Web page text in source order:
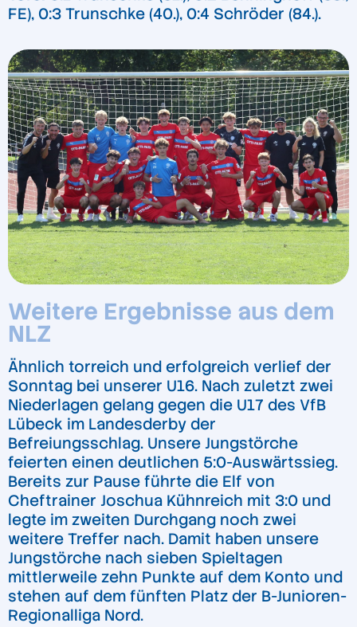
FE), 0:3 Trunschke (40.), 0:4 Schröder (84.).
Weitere Ergebnisse aus dem
NLZ
Ähnlich torreich und erfolgreich verlief der
Sonntag bei unserer U16. Nach zuletzt zwei
Niederlagen gelang gegen die U17 des VfB
Lübeck im Landesderby der
Befreiungsschlag. Unsere Jungstörche
feierten einen deutlichen 5:0-Auswärtssieg.
Bereits zur Pause führte die Elf von
Cheftrainer Joschua Kühnreich mit 3:0 und
legte im zweiten Durchgang noch zwei
weitere Treffer nach. Damit haben unsere
Jungstörche nach sieben Spieltagen
mittlerweile zehn Punkte auf dem Konto und
stehen auf dem fünften Platz der B-Junioren-
Regionalliga Nord.